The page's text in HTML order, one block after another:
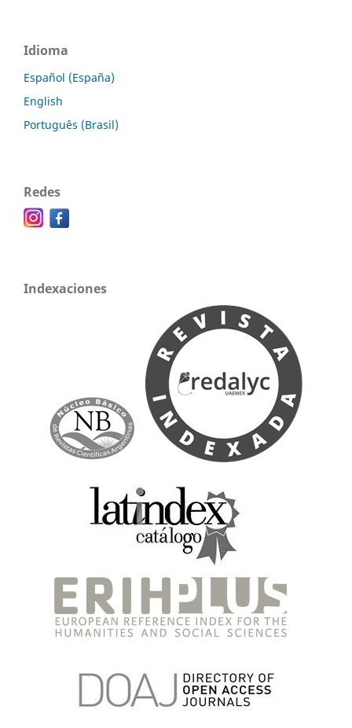
Idioma
Español (España)
English
Português (Brasil)
Redes
Indexaciones